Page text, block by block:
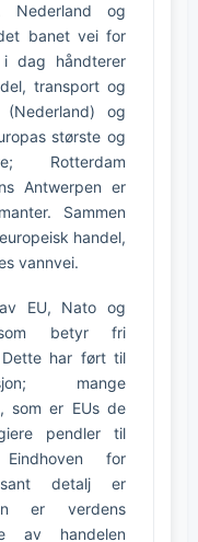
Nederland og
banet vei for
dag håndterer
transport og
og
største og
Rotterdam
Antwerpen er
Sammen
handel,
vannvei.
EU, Nato og
som betyr fri
Dette har ført til
mange
som er EUs de
pendler til
for
detalj er
er verdens
av handelen